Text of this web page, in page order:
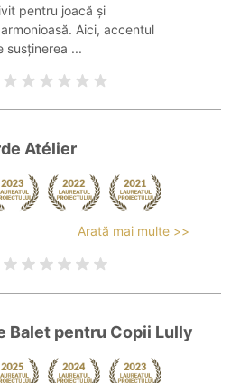
pentru joacă și
Aici, accentul
susținerea ...
Atélier
Arată mai multe >>
Balet pentru Copii Lully